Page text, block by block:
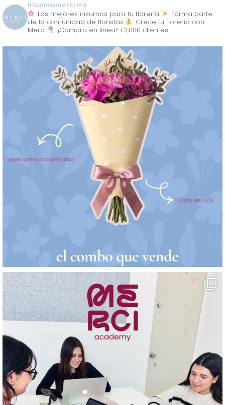
insumosmerci.mx
Los mejores insumos para tu florería
Forma parte
de la comunidad de floristas
Crece tu florería con
Merci
¡Compra en línea! +2,000 clientes